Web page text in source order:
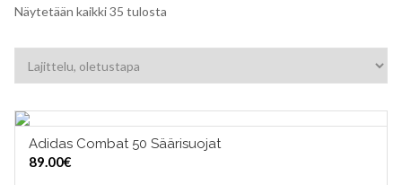
Näytetään kaikki 35 tulosta
VALITSE VAIHTOEHDOISTA
Adidas Combat 50 Säärisuojat
89.00€